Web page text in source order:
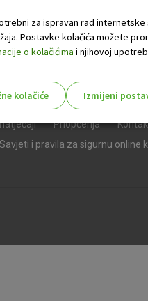
Priopćenja
Savjeti i pravila za sigurnu online
za ispravan rad
Postavke kolačića možete
o kolačićima i njihovoj
kolačiće
Izmijeni